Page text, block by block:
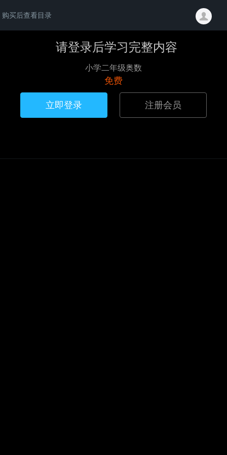
购买后查看目录
请登录后学习完整内容
小学二年级奥数
免费
立即登录 注册会员